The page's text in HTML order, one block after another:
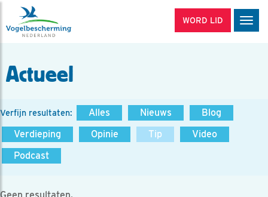
WORD LID
Actueel
Verfijn resultaten: Alles Nieuws
Blog
Verdieping
Opinie Tip
Video
Podcast